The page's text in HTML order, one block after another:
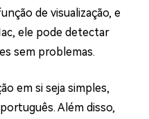
de visualização, e
ele pode detectar
sem problemas.
em si seja simples,
Além disso,